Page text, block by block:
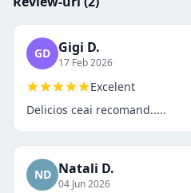
GD Gigi D.
17 Feb 2026
Excelent
Delicios ceai recomand.....
ND Natali D.
04 Jun 2026